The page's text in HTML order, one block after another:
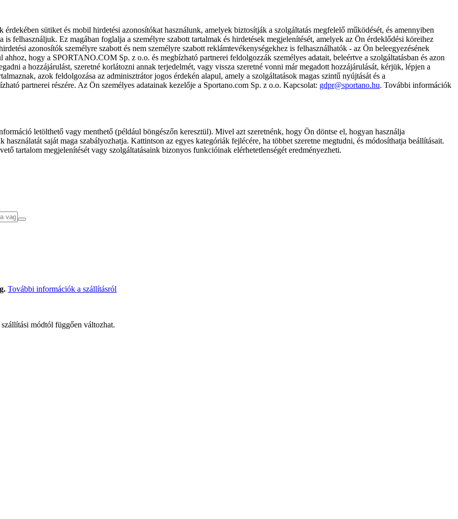
sütiket és mobil hirdetési azonosítókat használunk, amelyek biztosítják a szolgáltatás megfelelő működését, és amennyiben
is felhasználjuk. Ez magában foglalja a személyre szabott tartalmak és hirdetések megjelenítését, amelyek az Ön érdeklődési köreihez
azonosítók személyre szabott és nem személyre szabott reklámtevékenységekhez is felhasználhatók - az Ön beleegyezésének
hogy a SPORTANO.COM Sp. z o.o. és megbízható partnerei feldolgozzák személyes adatait, beleértve a szolgáltatásban és azon
a hozzájárulást, szeretné korlátozni annak terjedelmét, vagy vissza szeretné vonni már megadott hozzájárulását, kérjük, lépjen a
azok feldolgozása az adminisztrátor jogos érdekén alapul, amely a szolgáltatások magas szintű nyújtását és a
partnerei részére. Az Ön személyes adatainak kezelője a Sportano.com Sp. z o.o. Kapcsolat: gdpr@sportano.hu. További információk
letölthető vagy menthető (például böngészőn keresztül). Mivel azt szeretnénk, hogy Ön döntse el, hogyan használja
saját maga szabályozhatja. Kattintson az egyes kategóriák fejlécére, ha többet szeretne megtudni, és módosíthatja beállításait.
tartalom megjelenítését vagy szolgáltatásaink bizonyos funkcióinak elérhetetlenségét eredményezheti.
További információk a szállításról
módtól függően változhat.